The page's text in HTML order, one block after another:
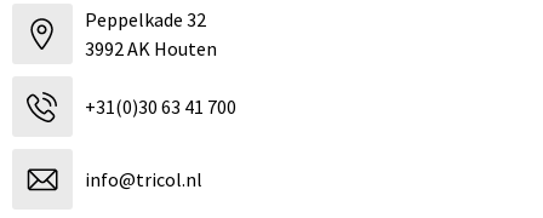
Peppelkade 32
3992 AK Houten
+31(0)30 63 41 700
info@tricol.nl